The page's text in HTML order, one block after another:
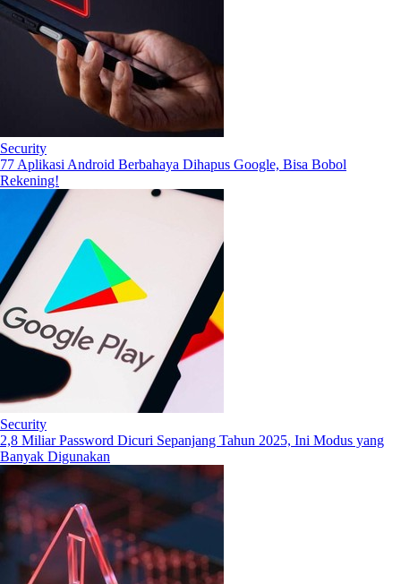
Security
77 Aplikasi Android Berbahaya Dihapus Google, Bisa Bobol
Rekening!
Security
2,8 Miliar Password Dicuri Sepanjang Tahun 2025, Ini Modus yang
Banyak Digunakan